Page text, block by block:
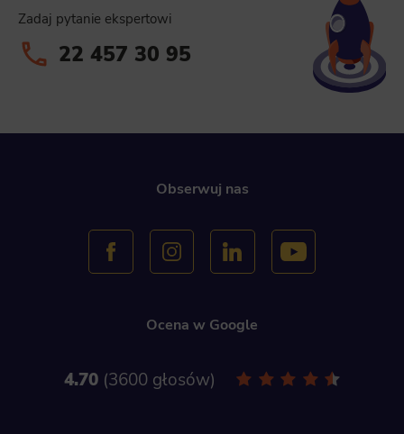
Zadaj pytanie ekspertowi
22 457 30 95
Obserwuj nas
Ocena w Google
4.70 3600 głosów